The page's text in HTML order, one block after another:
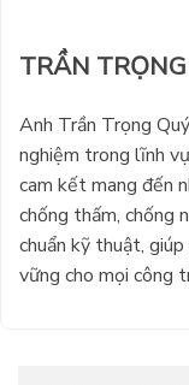
TRẦN
Anh Trần Trọng
nghiệm trong lĩnh
cam kết mang đến
chống thấm, chống
chuẩn kỹ thuật,
vững cho mọi công